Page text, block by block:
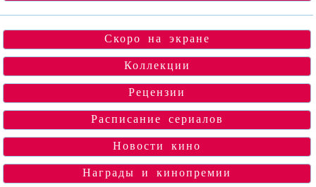
Скоро на экране
Коллекции
Рецензии
Расписание сериалов
Новости кино
Награды и кинопремии